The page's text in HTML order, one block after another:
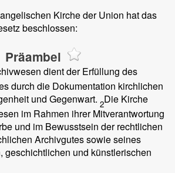
Kirche der Union hat das
beschlossen:
Präambel
dient der Erfüllung des
durch die Dokumentation kirchlichen
und Gegenwart. 2Die Kirche
im Rahmen ihrer Mitverantwortung
und im Bewusstsein der rechtlichen
Archivgutes sowie seines
geschichtlichen und künstlerischen